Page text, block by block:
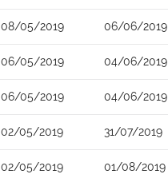
08/05/2019 06/06/2019
06/05/2019 04/06/2019
06/05/2019 04/06/2019
02/05/2019 31/07/2019
02/05/2019 01/08/2019